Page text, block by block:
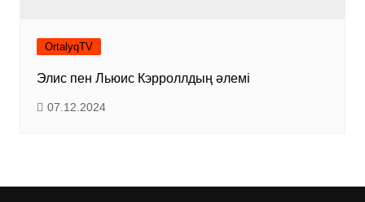
OrtalyqTV
Элис пен Льюис Кэрроллдың әлемі
07.12.2024